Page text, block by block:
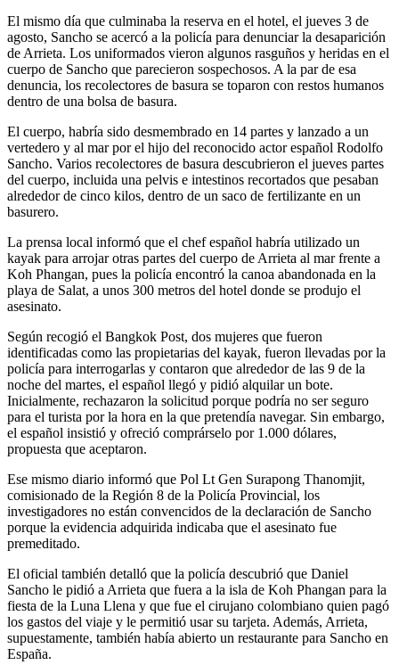
El mismo día que culminaba la reserva en el hotel, el jueves 3 de
agosto, Sancho se acercó a la policía para denunciar la desaparición
de Arrieta. Los uniformados vieron algunos rasguños y heridas en el
cuerpo de Sancho que parecieron sospechosos. A la par de esa
denuncia, los recolectores de basura se toparon con restos humanos
dentro de una bolsa de basura.
El cuerpo, habría sido desmembrado en 14 partes y lanzado a un
vertedero y al mar por el hijo del reconocido actor español Rodolfo
Sancho. Varios recolectores de basura descubrieron el jueves partes
del cuerpo, incluida una pelvis e intestinos recortados que pesaban
alrededor de cinco kilos, dentro de un saco de fertilizante en un
basurero.
La prensa local informó que el chef español habría utilizado un
kayak para arrojar otras partes del cuerpo de Arrieta al mar frente a
Koh Phangan, pues la policía encontró la canoa abandonada en la
playa de Salat, a unos 300 metros del hotel donde se produjo el
asesinato.
Según recogió el Bangkok Post, dos mujeres que fueron
identificadas como las propietarias del kayak, fueron llevadas por la
policía para interrogarlas y contaron que alrededor de las 9 de la
noche del martes, el español llegó y pidió alquilar un bote.
Inicialmente, rechazaron la solicitud porque podría no ser seguro
para el turista por la hora en la que pretendía navegar. Sin embargo,
el español insistió y ofreció comprárselo por 1.000 dólares,
propuesta que aceptaron.
Ese mismo diario informó que Pol Lt Gen Surapong Thanomjit,
comisionado de la Región 8 de la Policía Provincial, los
investigadores no están convencidos de la declaración de Sancho
porque la evidencia adquirida indicaba que el asesinato fue
premeditado.
El oficial también detalló que la policía descubrió que Daniel
Sancho le pidió a Arrieta que fuera a la isla de Koh Phangan para la
fiesta de la Luna Llena y que fue el cirujano colombiano quien pagó
los gastos del viaje y le permitió usar su tarjeta. Además, Arrieta,
supuestamente, también había abierto un restaurante para Sancho en
España.